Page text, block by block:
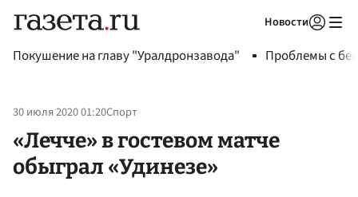
Новости
Покушение на главу "Уралдронзавода" Проблемы с
30 июля 2020 01:20Спорт
«Лечче» в гостевом матче
обыграл «Удинезе»